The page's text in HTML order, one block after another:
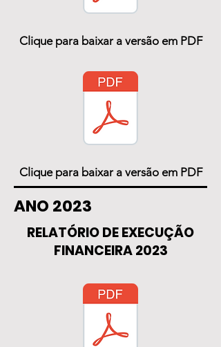
Clique para baixar a versão em PDF
Clique para baixar a versão em PDF
ANO 2023
RELATÓRIO DE EXECUÇÃO
FINANCEIRA 2023